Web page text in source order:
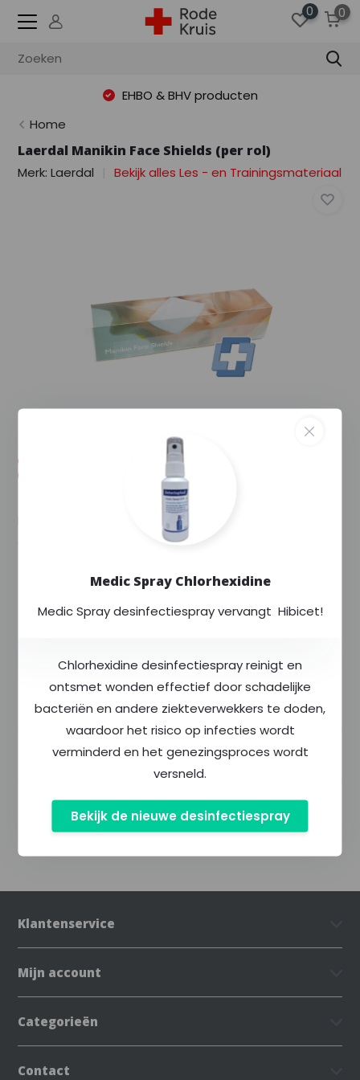
0 0
EHBO & BHV producten
Home
Laerdal Manikin Face Shields (per rol)
Merk:Laerdal Bekijk alles Les - en Trainingsmateriaal
--,--
Levertijd: Uw order wordt extra gecontroleerd
en binnen enkele dagen verstuurd.
Disposable beschermingsdoekjes voor
Toon meer
Exclusief voorRode Kruis
Altijdscherpgeprijsd
Productomschrijving
Specificaties
Delen
Klantenservice
Mijn account
Categorieën
Contact
Medic Spray Chlorhexidine
Medic Spray desinfectiespray vervangt Hibicet!
Chlorhexidine desinfectiespray reinigt en
ontsmet wonden effectief door schadelijke
bacteriën en andere ziekteverwekkers te doden,
waardoor het risico op infecties wordt
verminderd en het genezingsproces wordt
versneld.
Bekijk de nieuwe desinfectiespray